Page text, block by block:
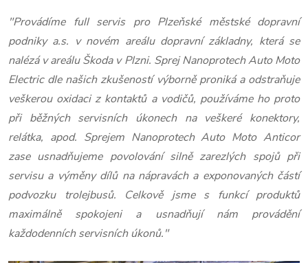
"Provádíme full servis pro Plzeňské městské dopravní
podniky a.s. v novém areálu dopravní základny, která se
nalézá v areálu Škoda v Plzni. Sprej Nanoprotech Auto Moto
Electric dle našich zkušeností výborně proniká a odstraňuje
veškerou oxidaci z kontaktů a vodičů, používáme ho proto
při běžných servisních úkonech na veškeré konektory,
relátka, apod. Sprejem Nanoprotech Auto Moto Anticor
zase usnadňujeme povolování silně zarezlých spojů při
servisu a výměny dílů na nápravách a exponovaných částí
podvozku trolejbusů. Celkově jsme s funkcí produktů
maximálně spokojeni a usnadňují nám provádění
každodenních servisních úkonů."